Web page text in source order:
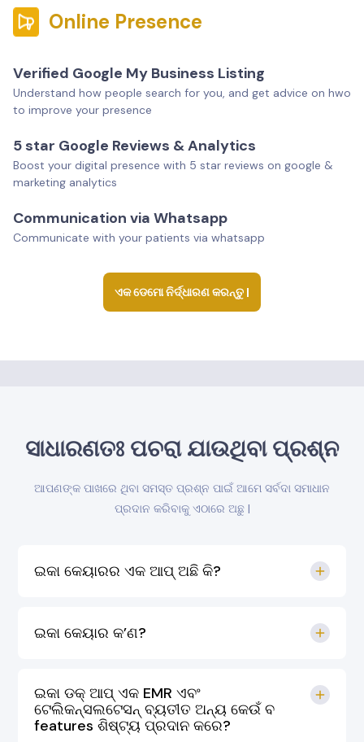
Online Presence
Verified Google My Business Listing
Understand how people search for you, and get advice on hwo
to improve your presence
5 star Google Reviews & Analytics
Boost your digital presence with 5 star reviews on google &
marketing analytics
Communication via Whatsapp
Communicate with your patients via whatsapp
ଏକ ଡେମୋ ନିର୍ଦ୍ଧାରଣ କରନ୍ତୁ |
ସାଧାରଣତଃ ପଚରା ଯାଉଥିବା ପ୍ରଶ୍ନ
ଆପଣଙ୍କ ପାଖରେ ଥିବା ସମସ୍ତ ପ୍ରଶ୍ନ ପାଇଁ ଆମେ ସର୍ବଦା ସମାଧାନ
ପ୍ରଦାନ କରିବାକୁ ଏଠାରେ ଅଛୁ |
ଇକା କେୟାରର ଏକ ଆପ୍ ଅଛି କି?
ଇକା କେୟାର କ’ଣ?
ଇକା ଡକ୍ ଆପ୍ ଏକ EMR ଏବଂ
ଟେଲିକନ୍ସଲଟେସନ୍ ବ୍ୟତୀତ ଅନ୍ୟ କେଉଁ ବ
features ଶିଷ୍ଟ୍ୟ ପ୍ରଦାନ କରେ?